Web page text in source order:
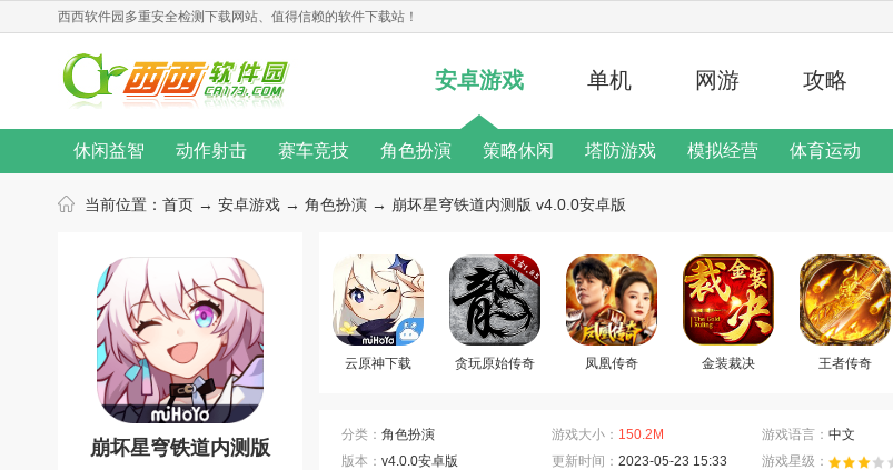
西西软件园 多重安全检测下载网站、值得信赖的软件下载站！
安卓游戏 单机 网游 攻略
休闲益智 动作射击 赛车竞技 角色扮演 策略休闲 塔防游戏 模拟经营 体育运动
无限金币 桌游游戏 单机游戏 汉化游戏 修改器
游戏新闻 游戏攻略 游戏心得 修改教程 游戏说明
游戏合集 游戏主题 游戏厂商
当前位置： 首页 → 安卓游戏 → 角色扮演 → 崩坏星穹铁道内测版 v4.0.0安卓版
崩坏星穹铁道内测版
云原神下载 贪玩原始传奇 凤凰传奇 金装裁决 王者传奇
分类： 角色扮演 游戏大小： 150.2M 游戏语言： 中文
版本： v4.0.0安卓版 更新时间： 2023-05-23 15:33
游戏星级：